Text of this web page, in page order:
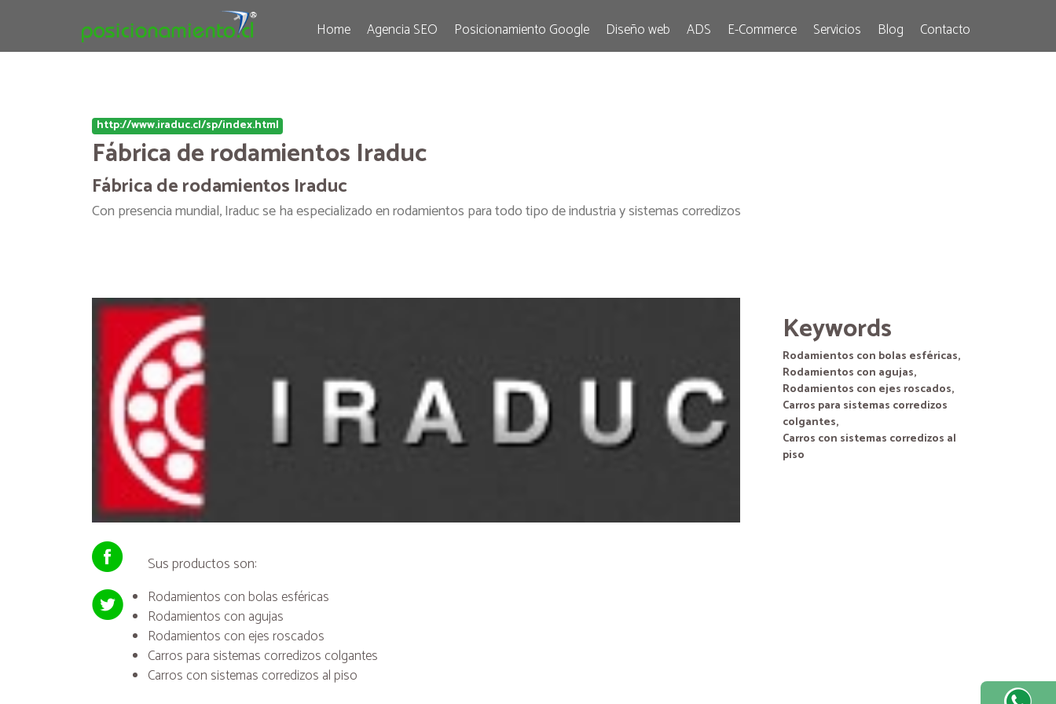
Home Agencia SEO Posicionamiento Google Diseño web ADS E-Commerce Servicios Blog Contacto
http://www.iraduc.cl/sp/index.html
Fábrica de rodamientos Iraduc
Fábrica de rodamientos Iraduc
Con presencia mundial, Iraduc se ha especializado en rodamientos para todo tipo de industria y sistemas corredizos
Sus productos son:
Rodamientos con bolas esféricas
Rodamientos con agujas
Rodamientos con ejes roscados
Carros para sistemas corredizos colgantes
Carros con sistemas corredizos al piso
Keywords
Rodamientos con bolas esféricas,
Rodamientos con agujas,
Rodamientos con ejes roscados,
Carros para sistemas corredizos
colgantes,
Carros con sistemas corredizos al
piso